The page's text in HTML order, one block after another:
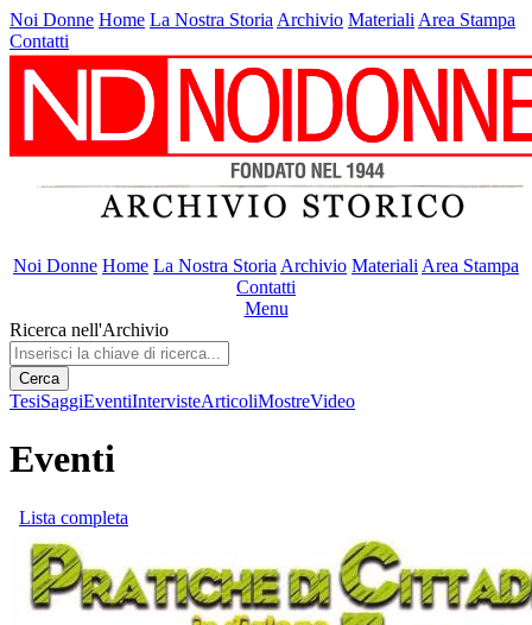
Noi Donne Home La Nostra Storia Archivio Materiali Area Stampa
Contatti
Noi Donne Home La Nostra Storia Archivio Materiali Area Stampa
Contatti
Menu
Ricerca nell'Archivio
Cerca
TesiSaggiEventiIntervisteArticoliMostreVideo
Eventi
Lista completa